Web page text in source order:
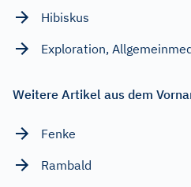
Hibiskus
Exploration,
Weitere Artikel aus dem
Fenke
Rambald